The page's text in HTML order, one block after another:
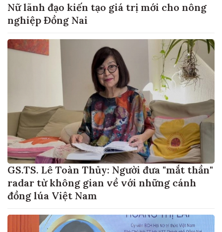
Nữ lãnh đạo kiến tạo giá trị mới cho nông
nghiệp Đồng Nai
GS.TS. Lê Toàn Thủy: Người đưa "mắt thần"
radar từ không gian về với những cánh
đồng lúa Việt Nam